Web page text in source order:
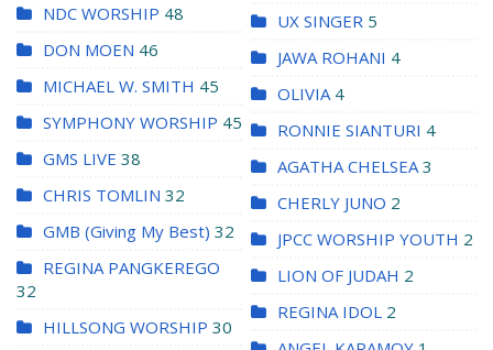
NDC WORSHIP 48
DON MOEN 46
MICHAEL W. SMITH 45
SYMPHONY WORSHIP 45
GMS LIVE 38
CHRIS TOMLIN 32
GMB (Giving My Best) 32
REGINA PANGKEREGO
32
HILLSONG WORSHIP 30
UX SINGER 5
JAWA ROHANI 4
OLIVIA 4
RONNIE SIANTURI 4
AGATHA CHELSEA 3
CHERLY JUNO 2
JPCC WORSHIP YOUTH 2
LION OF JUDAH 2
REGINA IDOL 2